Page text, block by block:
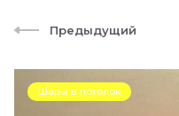
Предыдущий
Шары в потолок